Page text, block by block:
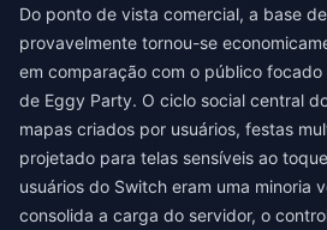
Do ponto de vista comercial, a base
provavelmente tornou-se
em comparação com o público
de Eggy Party. O ciclo social central
mapas criados por usuários, festas
projetado para telas sensíveis ao
usuários do Switch eram uma minoria
consolida a carga do servidor, o